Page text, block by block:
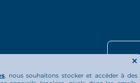
, nous souhaitons stocker et accéder à des